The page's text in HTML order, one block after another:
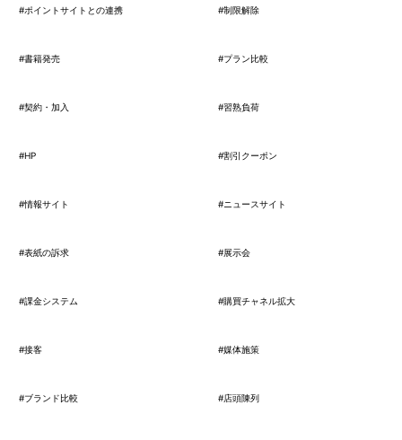
#ポイントサイトとの連携 #制限解除
#書籍発売 #プラン比較
#契約・加入 #習熟負荷
#HP #割引クーポン
#情報サイト #ニュースサイト
#表紙の訴求 #展示会
#課金システム #購買チャネル拡大
#接客 #媒体施策
#ブランド比較 #店頭陳列